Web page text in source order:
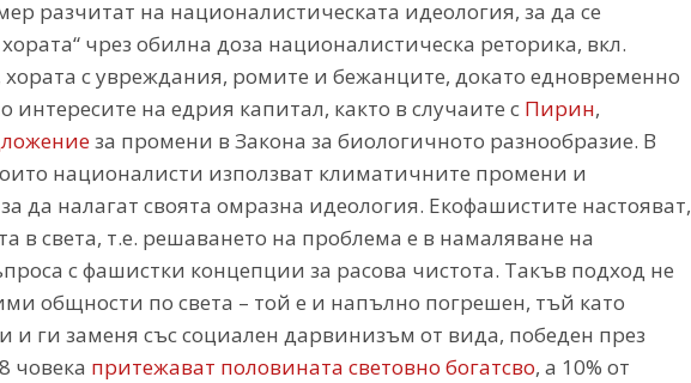
разчитат на националистическата идеология, за да се
чрез обилна доза националистическа реторика, вкл.
с увреждания, ромите и бежанците, докато едновременно
интересите на едрия капитал, както в случаите с Пирин,
за промени в Закона за биологичното разнообразие. В
националисти използват климатичните промени и
да налагат своята омразна идеология. Екофашистите настояват,
в света, т.е. решаването на проблема е в намаляване на
с фашистки концепции за расова чистота. Такъв подход не
общности по света – той е и напълно погрешен, тъй като
и ги заменя със социален дарвинизъм от вида, победен през
човека притежават половината световно богатсво, а 10% от